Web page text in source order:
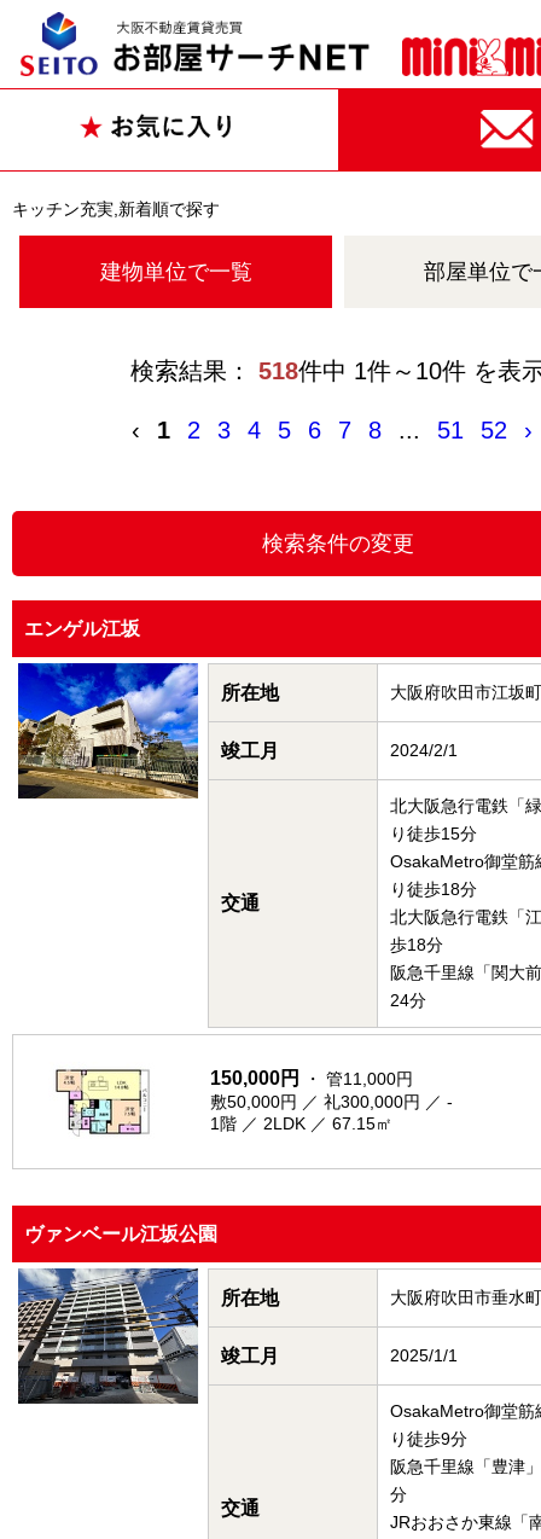
キッチン充実,新着順で探す
建物単位で一覧 部屋単位で
検索結果： 518件中 1件～10件 を表
‹ 1 2 3 4 5 6 7 8 ... 51 52 ›
エンゲル江坂
所在地 大阪府吹田市江坂町
竣工月 2024/2/1
交通
北大阪急行電鉄「
り徒歩15分
OsakaMetro御堂筋
り徒歩18分
北大阪急行電鉄「
歩18分
阪急千里線「関大
24分
150,000円
・ 管11,000円
敷50,000円 ／ 礼300,000円 ／ -
1階 ／ 2LDK ／ 67.15㎡
ヴァンベール江坂公園
所在地 大阪府吹田市垂水町
竣工月 2025/1/1
交通
OsakaMetro御堂筋
り徒歩9分
阪急千里線「豊津
分
JRおおさか東線「